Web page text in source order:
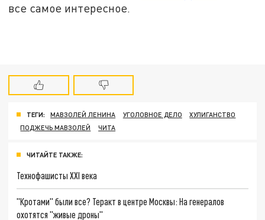
все самое интересное.
ТЕГИ: МАВЗОЛЕЙ ЛЕНИНА УГОЛОВНОЕ ДЕЛО
ХУЛИГАНСТВО
ПОДЖЕЧЬ МАВЗОЛЕЙ
ЧИТА
ЧИТАЙТЕ ТАКЖЕ:
Технофашисты XXI века
"Кротами" были все? Теракт в центре Москвы: На генералов
охотятся "живые дроны"